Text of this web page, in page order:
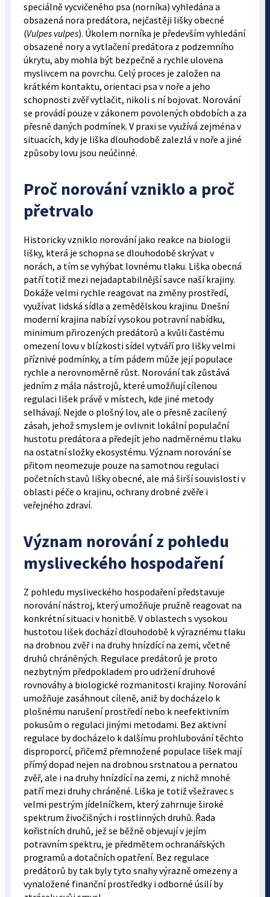
speciálně vycvičeného psa (norníka) vyhledána a
obsazená nora predátora, nejčastěji lišky obecné
(Vulpes vulpes). Úkolem norníka je především vyhledání
obsazené nory a vytlačení predátora z podzemního
úkrytu, aby mohla být bezpečně a rychle ulovena
myslivcem na povrchu. Celý proces je založen na
krátkém kontaktu, orientaci psa v noře a jeho
schopnosti zvěř vytlačit, nikoli s ní bojovat. Norování
se provádí pouze v zákonem povolených obdobích a za
přesně daných podmínek. V praxi se využívá zejména v
situacích, kdy je liška dlouhodobě zalezlá v noře a jiné
způsoby lovu jsou neúčinné.
Proč norování vzniklo a proč
přetrvalo
Historicky vzniklo norování jako reakce na biologii
lišky, která je schopna se dlouhodobě skrývat v
norách, a tím se vyhýbat lovnému tlaku. Liška obecná
patří totiž mezi nejadaptabilnější savce naší krajiny.
Dokáže velmi rychle reagovat na změny prostředí,
využívat lidská sídla a zemědělskou krajinu. Dnešní
moderní krajina nabízí vysokou potravní nabídku,
minimum přirozených predátorů a kvůli častému
omezení lovu v blízkosti sídel vytváří pro lišky velmi
příznivé podmínky, a tím pádem může její populace
rychle a nerovnoměrně růst. Norování tak zůstává
jedním z mála nástrojů, které umožňují cílenou
regulaci lišek právě v místech, kde jiné metody
selhávají. Nejde o plošný lov, ale o přesně zacílený
zásah, jehož smyslem je ovlivnit lokální populační
hustotu predátora a předejít jeho nadměrnému tlaku
na ostatní složky ekosystému. Význam norování se
přitom neomezuje pouze na samotnou regulaci
početních stavů lišky obecné, ale má širší souvislosti v
oblasti péče o krajinu, ochrany drobné zvěře i
veřejného zdraví.
Význam norování z pohledu
mysliveckého hospodaření
Z pohledu mysliveckého hospodaření představuje
norování nástroj, který umožňuje pružně reagovat na
konkrétní situaci v honitbě. V oblastech s vysokou
hustotou lišek dochází dlouhodobě k výraznému tlaku
na drobnou zvěř i na druhy hnízdící na zemi, včetně
druhů chráněných. Regulace predátorů je proto
nezbytným předpokladem pro udržení druhové
rovnováhy a biologické rozmanitosti krajiny. Norování
umožňuje zasáhnout cíleně, aniž by docházelo k
plošnému narušení prostředí nebo k neefektivním
pokusům o regulaci jinými metodami. Bez aktivní
regulace by docházelo k dalšímu prohlubování těchto
disproporcí, přičemž přemnožené populace lišek mají
přímý dopad nejen na drobnou srstnatou a pernatou
zvěř, ale i na druhy hnízdící na zemi, z nichž mnohé
patří mezi druhy chráněné. Liška je totiž všežravec s
velmi pestrým jídelníčkem, který zahrnuje široké
spektrum živočišných i rostlinných druhů. Řada
kořistních druhů, jež se běžně objevují v jejím
potravním spektru, je předmětem ochranářských
programů a dotačních opatření. Bez regulace
predátorů by tak byly tyto snahy výrazně omezeny a
vynaložené finanční prostředky i odborné úsilí by